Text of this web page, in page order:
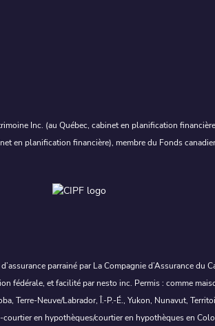
Inc. (au Québec, cabinet en planification
en planification financière), membre du Fonds
parrainé par La Compagnie d’Assurance du
fédérale, et facilité par nesto inc. Permis : comme
Neuve/Labrador, Î.-P.-É., Yukon, Nunavut,
en hypothèques/courtier en hypothèques en